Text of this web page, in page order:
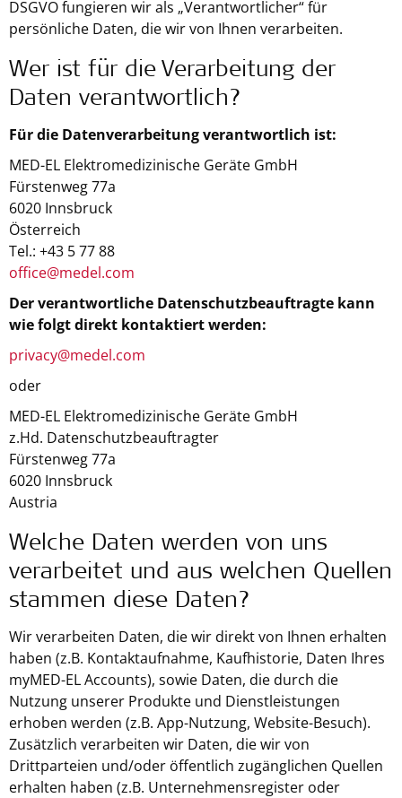
DSGVO fungieren wir als „Verantwortlicher“ für
persönliche Daten, die wir von Ihnen verarbeiten.
Wer ist für die Verarbeitung der
Daten verantwortlich?
Für die Datenverarbeitung verantwortlich ist:
MED-EL Elektromedizinische Geräte GmbH
Fürstenweg 77a
6020 Innsbruck
Österreich
Tel.: +43 5 77 88
office@medel.com
Der verantwortliche Datenschutzbeauftragte kann
wie folgt direkt kontaktiert werden:
privacy@medel.com
oder
MED-EL Elektromedizinische Geräte GmbH
z.Hd. Datenschutzbeauftragter
Fürstenweg 77a
6020 Innsbruck
Austria
Welche Daten werden von uns
verarbeitet und aus welchen Quellen
stammen diese Daten?
Wir verarbeiten Daten, die wir direkt von Ihnen erhalten
haben (z.B. Kontaktaufnahme, Kaufhistorie, Daten Ihres
myMED-EL Accounts), sowie Daten, die durch die
Nutzung unserer Produkte und Dienstleistungen
erhoben werden (z.B. App-Nutzung, Website-Besuch).
Zusätzlich verarbeiten wir Daten, die wir von
Drittparteien und/oder öffentlich zugänglichen Quellen
erhalten haben (z.B. Unternehmensregister oder